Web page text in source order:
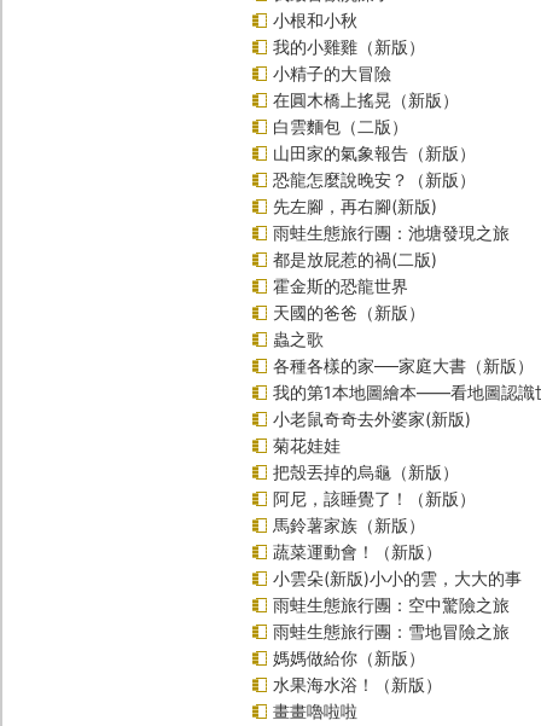
小根和小秋
我的小雞雞（新版）
小精子的大冒險
在圓木橋上搖晃（新版）
白雲麵包（二版）
山田家的氣象報告（新版）
恐龍怎麼說晚安？（新版）
先左腳，再右腳(新版)
雨蛙生態旅行團：池塘發現之旅
都是放屁惹的禍(二版)
霍金斯的恐龍世界
天國的爸爸（新版）
蟲之歌
各種各樣的家──家庭大書（新版）
我的第1本地圖繪本――看地圖認識
小老鼠奇奇去外婆家(新版)
菊花娃娃
把殼丟掉的烏龜（新版）
阿尼，該睡覺了！（新版）
馬鈴薯家族（新版）
蔬菜運動會！（新版）
小雲朵(新版)小小的雲，大大的事
雨蛙生態旅行團：空中驚險之旅
雨蛙生態旅行團：雪地冒險之旅
媽媽做給你（新版）
水果海水浴！（新版）
畫畫嚕啦啦